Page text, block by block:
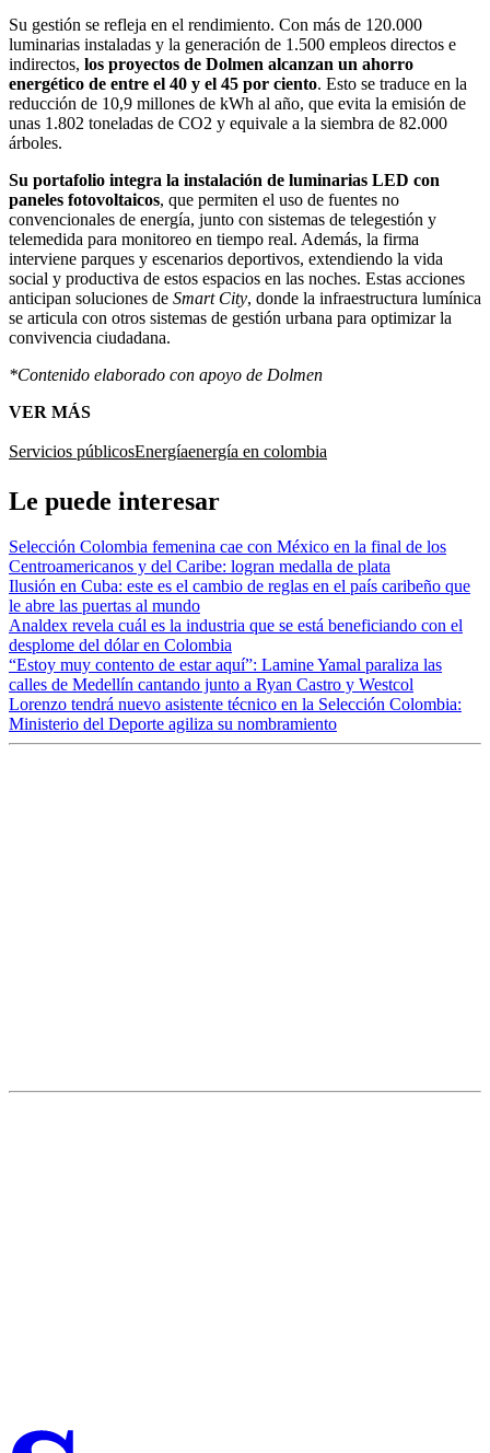
Su gestión se refleja en el rendimiento. Con más de 120.000
luminarias instaladas y la generación de 1.500 empleos directos e
indirectos, los proyectos de Dolmen alcanzan un ahorro
energético de entre el 40 y el 45 por ciento. Esto se traduce en la
reducción de 10,9 millones de kWh al año, que evita la emisión de
unas 1.802 toneladas de CO2 y equivale a la siembra de 82.000
árboles.
Su portafolio integra la instalación de luminarias LED con
paneles fotovoltaicos, que permiten el uso de fuentes no
convencionales de energía, junto con sistemas de telegestión y
telemedida para monitoreo en tiempo real. Además, la firma
interviene parques y escenarios deportivos, extendiendo la vida
social y productiva de estos espacios en las noches. Estas acciones
anticipan soluciones de Smart City, donde la infraestructura lumínica
se articula con otros sistemas de gestión urbana para optimizar la
convivencia ciudadana.
*Contenido elaborado con apoyo de Dolmen
VER MÁS
Servicios públicosEnergíaenergía en colombia
Le puede interesar
Selección Colombia femenina cae con México en la final de los
Centroamericanos y del Caribe: logran medalla de plata
Ilusión en Cuba: este es el cambio de reglas en el país caribeño que
le abre las puertas al mundo
Analdex revela cuál es la industria que se está beneficiando con el
desplome del dólar en Colombia
“Estoy muy contento de estar aquí”: Lamine Yamal paraliza las
calles de Medellín cantando junto a Ryan Castro y Westcol
Lorenzo tendrá nuevo asistente técnico en la Selección Colombia:
Ministerio del Deporte agiliza su nombramiento